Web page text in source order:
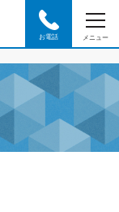
メニュー
お電話